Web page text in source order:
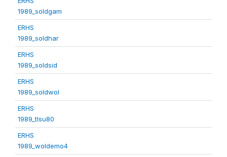
1989_soldgam
ERHS
1989_soldhar
ERHS
1989_soldsid
ERHS
1989_soldwol
ERHS
1989_tlsu80
ERHS
1989_woldemo4